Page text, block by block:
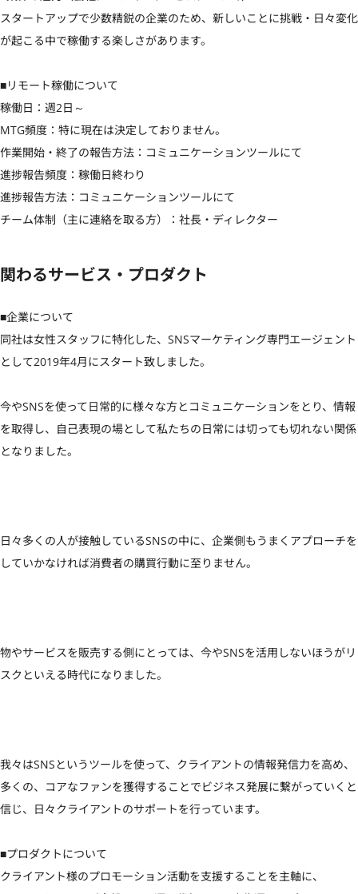
スタートアップで少数精鋭の企業のため、新しいことに挑戦・日々変化
が起こる中で稼働する楽しさがあります。
■リモート稼働について
稼働日：週2日～
MTG頻度：特に現在は決定しておりません。
作業開始・終了の報告方法：コミュニケーションツールにて
進捗報告頻度：稼働日終わり
進捗報告方法：コミュニケーションツールにて
チーム体制（主に連絡を取る方）：社長・ディレクター
関わるサービス・プロダクト
■企業について
同社は女性スタッフに特化した、SNSマーケティング専門エージェント
として2019年4月にスタート致しました。
今やSNSを使って日常的に様々な方とコミュニケーションをとり、情報
を取得し、自己表現の場として私たちの日常には切っても切れない関係
となりました。
日々多くの人が接触しているSNSの中に、企業側もうまくアプローチを
していかなければ消費者の購買行動に至りません。
物やサービスを販売する側にとっては、今やSNSを活用しないほうがリ
スクといえる時代になりました。
我々はSNSというツールを使って、クライアントの情報発信力を高め、
多くの、コアなファンを獲得することでビジネス発展に繋がっていくと
信じ、日々クライアントのサポートを行っています。
■プロダクトについて
クライアント様のプロモーション活動を支援することを主軸に、